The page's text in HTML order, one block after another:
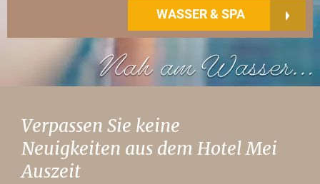
WASSER & SPA
Verpassen Sie keine
Neuigkeiten aus dem Hotel Mei
Auszeit